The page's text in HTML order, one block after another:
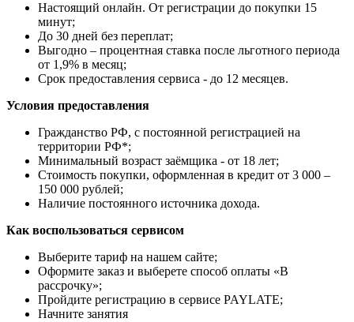
Настоящий онлайн. От регистрации до покупки 15
минут;
До 30 дней без переплат;
Выгодно – процентная ставка после льготного периода
от 1,9% в месяц;
Срок предоставления сервиса - до 12 месяцев.
Условия предоставления
Гражданство РФ, с постоянной регистрацией на
территории РФ*;
Минимальный возраст заёмщика - от 18 лет;
Стоимость покупки, оформленная в кредит от 3 000 –
150 000 рублей;
Наличие постоянного источника дохода.
Как воспользоваться сервисом
Выберите тариф на нашем сайте;
Оформите заказ и выберете способ оплаты «В
рассрочку»;
Пройдите регистрацию в сервисе PAYLATE;
Начните занятия